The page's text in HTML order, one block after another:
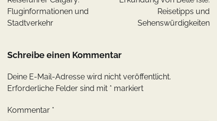
Fluginformationen und
Stadtverkehr
Reisetipps und
Sehenswürdigkeiten
Schreibe einen Kommentar
Deine E-Mail-Adresse wird nicht veröffentlicht.
Erforderliche Felder sind mit * markiert
Kommentar *